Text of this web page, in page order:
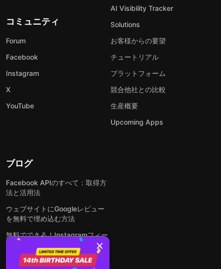
コミュニティ
Forum
Facebook
Instagram
X
YouTube
AI Visibility Tracker
Solutions
お客様からの要望
チュートリアル
プラットフォーム
競合他社との比較
生産概要
Upcoming Apps
ブログ
Facebook APIのすべて：取得方
法と活用法
ウェブサイトにGoogleレビュー
を無料で埋め込む方法
無料でできる！Instagramフィー
ドをウェブサイトに埋め込む方法
どんなウェブサイトにも無料でフ